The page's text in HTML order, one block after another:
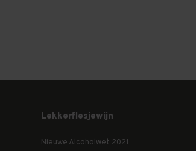
Lekkerflesjewijn
Nieuwe Alcoholwet 2021